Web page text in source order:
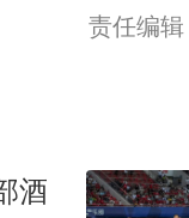
责任编
酒